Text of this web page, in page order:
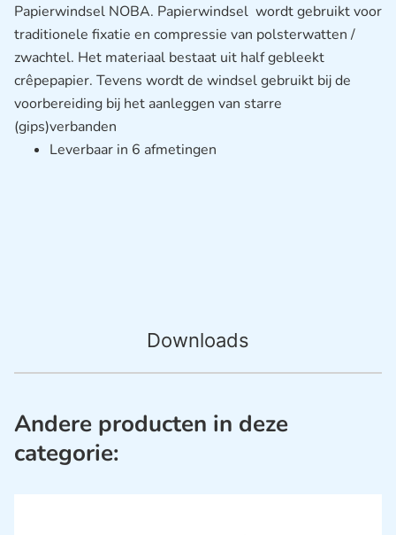
Downloads
Papierwindsel NOBA. Papierwindsel wordt gebruikt voor
traditionele fixatie en compressie van polsterwatten /
zwachtel. Het materiaal bestaat uit half gebleekt
crêpepapier. Tevens wordt de windsel gebruikt bij de
voorbereiding bij het aanleggen van starre
(gips)verbanden
Leverbaar in 6 afmetingen
Andere producten in deze
categorie: